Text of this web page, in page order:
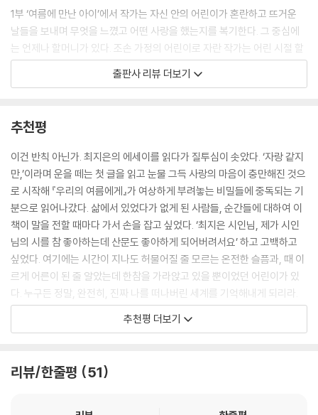
그러니까 나는 하나의 사랑 이야기가 될 것이다. 조금 더 운이 좋다면, 곁에
있는 사람들에게 신비를 속삭여도 좋겠다. 그러니, 당신도 당신의 어린이
를 이야기하기를, 그 아이에게 깊이 사랑받기를. 잘 되어가지 않을 때에도
나는 나의 사랑 이야기를 믿는다. 이제는 아니까. 물동이에 다 담기지 않아
도 하늘은 틀림없이 거기 있다는 것을. 물동이에 가둘 수 없는 깊은 하늘을
이제는 믿으니까. 내 사랑은 여기서부터 되어간다. 순전히 나의 사랑만으
--- p.45
할머니가 내게 준 사랑의 재료를 떠올렸다. 고민 없이 인내의 마음이 떠올
랐다. 할머니의 인내란 그저 참는 마음이 아니라, 믿음의 다른 말인지도 모
른다고 생각하면서. 대책 없고 허망한 것이 아니라 언젠가 나 혼자 머리를
감는 날이 올 거라는 믿음, 내가 스스로 해낼 수 있다는 믿음, 곧 그리될 것
이기에 지치지 않고 반복했던 믿음이라고. 바꿔 적은 문장 뒤에 할머니가
좋아하던 비단박하 한알을 그려 넣었다. 어쩐지 할머니의 믿음은 박하사탕
처럼 하얗고 까슬거리고 달고 시원한 맛이 날 것 같았다.
--- pp.59-60
슬픔을 슬픔으로 바라보는 시간이 지나가면, 슬픔만으로 끝나지 않는 무언
가가 오는지도 모르겠다. 그 무언가 때문에라도 슬픔은 슬픔으로 두고 싶
빛을 기억하며 씩씩하게 나가 걷자고 생각하면서. 한번 더 이불을 끌어당
겼을 땐 처음 보는 햇빛이 아른거리는 것 같았다.
1부 ‘여름에 만난 아이’에서 작가는 자신 안의 어린이가 혼란하고 뜨거운
날들을 보내며 무엇을 느꼈고 어떤 사랑을 했는지를 복기한다. 그 중심에
는 언제나 할머니가 있다. 조손 가정의 어린이로 자란 작가는 어린 시절 할
머니가 주었던 사랑이 성인이 된 이후에도 자신을 단단하게 지탱하는 양분
이 되어주었다고 말한다. 할머니는 언제나 ‘주는’ 쪽으로, 가난한 형편에도
화상을 입은 할머니, 열두살까지 품에 안아 머리를 감겨주던 할머니, 그렇
게 “나의 몸, 나의 말, 때때로 나의 밤이 되어 내내 나와 함께할 사랑의 재료
들”이 되어준 기억들. 마침내 “그러니까 나는 하나의 사랑 이야기가 될
것”이라 말하며 풀어놓는 이야기는 마음의 온도를 올리고, 우리를 지탱해
온 사랑을 돌아보게 한다.
2부 ‘기쁘게 집으로 돌아오렴’에는 상실과 그 이후의 시간이 담겨 있다. 사
랑과 기쁨이 있다면 상실과 아픔 또한 피할 수 없다. 작가는 할머니, 아버지
와의 이별을 경험한다. 삶의 순간마다 안고 가야 할 무거움을 남긴 이 경험
은 극복하거나 시간이 지나면 온전히 이해할 수 있게 되는 종류의 것이 아
니다. 작가는 온몸으로 아파하며 상실의 경험을 이야기하면서도 그 시간의
곁에 아름다운 기억들을 덧대어보기로 다짐하는 ‘어른’의 모습을 보여준
다. 무너지고 부서진 조각들과 반짝이는 기억을 함께 모아둔, “내가 아니면
살아내기로 다짐하는 작가의 용기는 은은한 빛이 되어 독자에게 스며든다.
출판사 리뷰 더보기
추천평
이건 반칙 아닌가. 최지은의 에세이를 읽다가 질투심이 솟았다. ‘자랑 같지
만,’이라며 운을 떼는 첫 글을 읽고 눈물 그득 사랑의 마음이 충만해진 것으
로 시작해 『우리의 여름에게』가 여상하게 부려놓는 비밀들에 중독되는 기
분으로 읽어나갔다. 삶에서 있었다가 없게 된 사람들, 순간들에 대하여 이
책이 말을 전할 때마다 가서 손을 잡고 싶었다. ‘최지은 시인님, 제가 시인
님의 시를 참 좋아하는데 산문도 좋아하게 되어버려서요’ 하고 고백하고
싶었다. 여기에는 시간이 지나도 허물어질 줄 모르는 온전한 슬픔과, 때 이
르게 어른이 된 줄 알았는데 한참을 가라앉고 있을 뿐이었던 어린이가 있
다. 누구든 정말, 완전히, 진짜 나를 떠나버린 세계를 기억해내게 되리라.
『우리의 여름에게』는 축복처럼 저주처럼, 마음에 달라붙을 장면들로 가득
추천평 더보기
리뷰/한줄평 51